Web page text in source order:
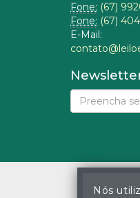
Fone: (67)
Fone: (67)
E-Mail:
Nós